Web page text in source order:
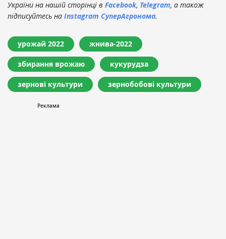
України на нашій сторінці в Facebook, Telegram, а також
підписуйтесь на Instagram СуперАгронома.
урожай 2022 жнива-2022
збирання врожаю кукурудза
зернові культури зернобобові культури